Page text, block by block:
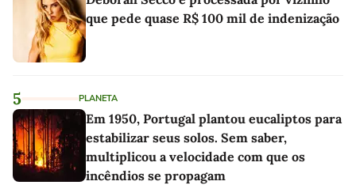
que pede quase R$ 100 mil de indenização
5 PLANETA
Em 1950, Portugal plantou eucaliptos para
estabilizar seus solos. Sem saber,
multiplicou a velocidade com que os
incêndios se propagam